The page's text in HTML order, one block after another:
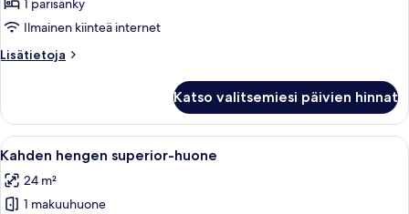
Ilmainen kiinteä internet
Lisätietoja
Lisätietoja
Katso valitsemiesi päivien hinnat
Avaa
kaikki
huonetyypin
Kahden
Moderni hotellihuone, jossa on suuri
4
Kahden hengen superior-huone
24 m²
1 makuuhuone